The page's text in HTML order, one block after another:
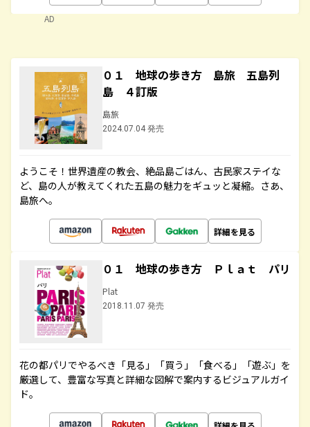
AD
０１ 地球の歩き方 島旅 五島列
島 ４訂版
島旅
2024.07.04 発売
ようこそ！世界遺産の教会、絶品島ごはん、古民家ステイな
ど、島の人が教えてくれた五島の魅力をギュッと凝縮。さあ、
島旅へ。
詳細を見る
０１ 地球の歩き方 Ｐｌａｔ パリ
Plat
2018.11.07 発売
花の都パリでやるべき「見る」「買う」「食べる」「遊ぶ」を
厳選して、豊富な写真と詳細な図解で案内するビジュアルガイ
ド。